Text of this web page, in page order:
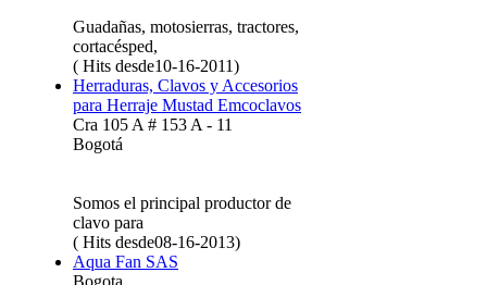
Guadañas, motosierras, tractores,
cortacésped,
( Hits desde10-16-2011)
Herraduras, Clavos y Accesorios
para Herraje Mustad Emcoclavos
Cra 105 A # 153 A - 11
Bogotá
Somos el principal productor de
clavo para
( Hits desde08-16-2013)
Aqua Fan SAS
Bogota